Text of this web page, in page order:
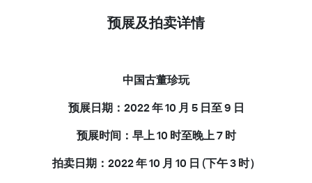
预展及拍卖详情
中国古董珍玩
预展日期：2022 年 10 月 5 日至 9 日
预展时间：早上 10 时至晚上 7 时
拍卖日期：2022 年 10 月 10 日 (下午 3 时）